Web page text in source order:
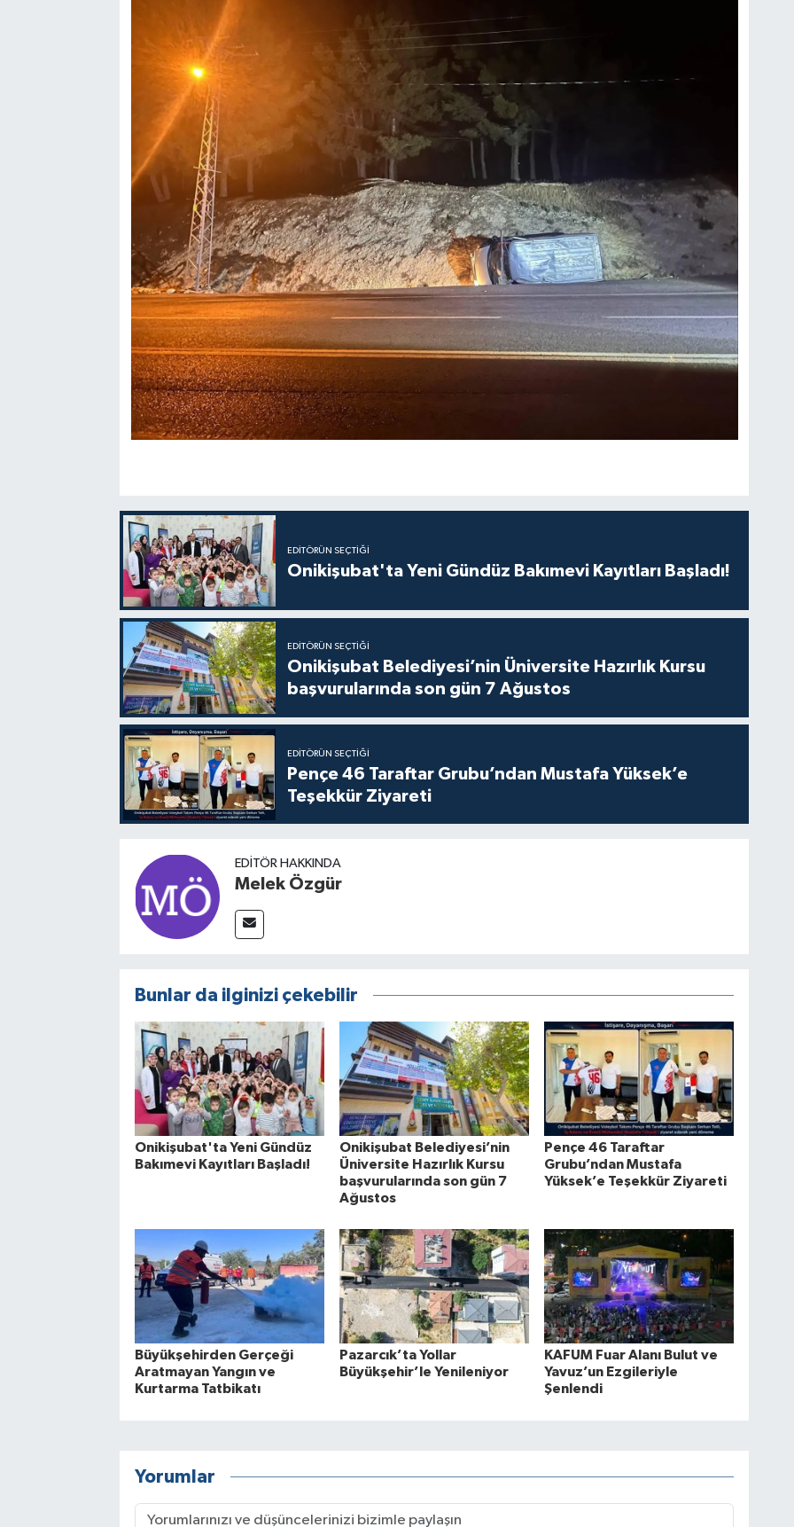
EDITÖRÜN SEÇTIĞI
Onikişubat'ta Yeni Gündüz Bakımevi Kayıtları Başladı!
EDITÖRÜN SEÇTIĞI
Onikişubat Belediyesi’nin Üniversite Hazırlık Kursu
başvurularında son gün 7 Ağustos
EDITÖRÜN SEÇTIĞI
Pençe 46 Taraftar Grubu’ndan Mustafa Yüksek’e
Teşekkür Ziyareti
EDITÖR HAKKINDA
Melek Özgür
Bunlar da ilginizi çekebilir
Onikişubat'ta Yeni Gündüz
Bakımevi Kayıtları Başladı!
Onikişubat Belediyesi’nin
Üniversite Hazırlık Kursu
başvurularında son gün 7
Ağustos
Pençe 46 Taraftar
Grubu’ndan Mustafa
Yüksek’e Teşekkür Ziyareti
Büyükşehirden Gerçeği
Aratmayan Yangın ve
Kurtarma Tatbikatı
Pazarcık’ta Yollar
Büyükşehir’le Yenileniyor
KAFUM Fuar Alanı Bulut ve
Yavuz’un Ezgileriyle
Şenlendi
Yorumlar